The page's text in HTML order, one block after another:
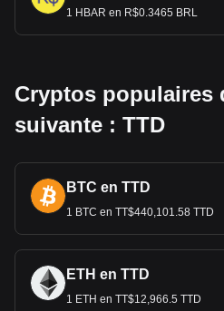
1 HBAR en R$0.3465 BRL
Cryptos populaires
suivante : TTD
BTC en TTD
1 BTC en TT$440,101.58 TTD
ETH en TTD
1 ETH en TT$12,966.5 TTD